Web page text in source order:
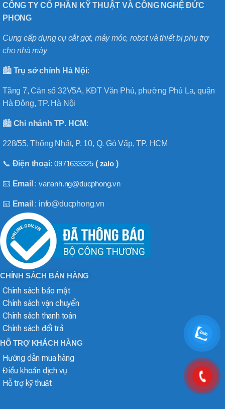
CÔNG TY CỔ PHẦN KỸ THUẬT VÀ CÔNG NGHỆ ĐỨC
PHONG
Cung cấp dụng cụ cắt gọt, máy móc, robot và thiết bị phụ trợ
cho nhà máy
🏙️ Trụ sở chính Hà Nội:
Tầng 7, Căn số 32V5A, KĐT Văn Phú, phường Phú La, quận
Hà Đông, TP. Hà Nội
🏙️ Chi nhánh TP. HCM:
228/55, Thống Nhất, P. 10, Q. Gò Vấp, TP. HCM
📞 Điện thoại:0971633325 ( zalo)
📧 Email :vananh.ng@ducphong.vn
📧 Email : info@ducphong.vn
CHÍNH SÁCH BÁN HÀNG
Chính sách bảo mật
Chính sách vận chuyển
Chính sách thanh toán
Chính sách đổi trả
HỖ TRỢ KHÁCH HÀNG
Hướng dẫn mua hàng
Điều khoản dịch vụ
Hỗ trợ kỹ thuật